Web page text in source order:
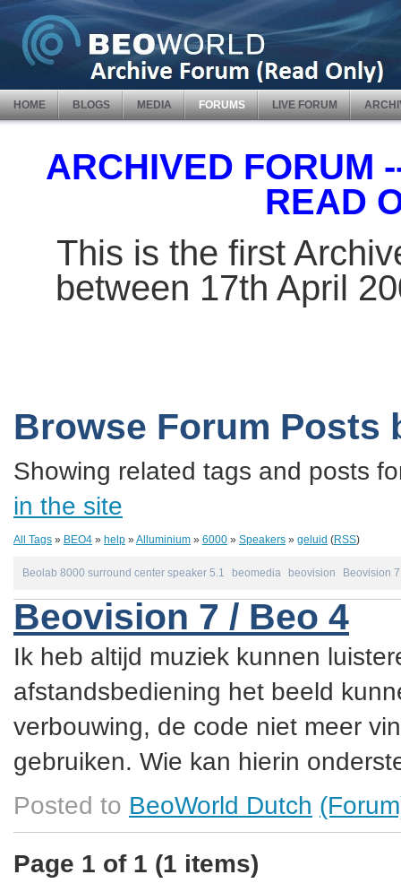
HOME BLOGS MEDIA FORUMS LIVE FORUM
ARCHIVED FORUM
READ
This is the first
between 17th April
Browse Forum Posts
Showing related tags and posts
in the site
All Tags » BEO4 » help »Alluminium » 6000 » Speakers » geluid (RSS)
Beolab 8000 surround center speaker 5.1 beomedia beovision Beovision 7
Beovision 7 / Beo 4
Ik heb altijd muziek kunnen
afstandsbediening het beeld
verbouwing, de code niet meer
gebruiken. Wie kan hierin
Posted to BeoWorld Dutch
Page 1 of 1 (1 items)